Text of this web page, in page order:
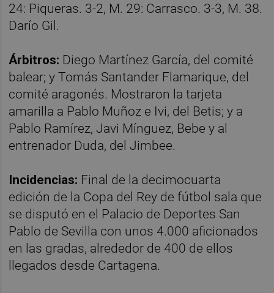
24: Piqueras. 3-2, M. 29: Carrasco. 3-3, M. 38.
Darío Gil.
Árbitros: Diego Martínez García, del comité
balear; y Tomás Santander Flamarique, del
comité aragonés. Mostraron la tarjeta
amarilla a Pablo Muñoz e Ivi, del Betis; y a
Pablo Ramírez, Javi Mínguez, Bebe y al
entrenador Duda, del Jimbee.
Incidencias: Final de la decimocuarta
edición de la Copa del Rey de fútbol sala que
se disputó en el Palacio de Deportes San
Pablo de Sevilla con unos 4.000 aficionados
en las gradas, alrededor de 400 de ellos
llegados desde Cartagena.